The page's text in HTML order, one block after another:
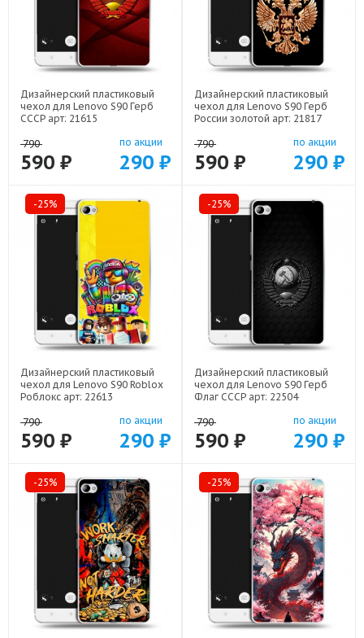
Дизайнерский пластиковый
чехол для Lenovo S90 Герб
СССР арт: 21615
790
590 ₽
по акции
290 ₽
Дизайнерский пластиковый
чехол для Lenovo S90 Герб
России золотой арт: 21817
790
590 ₽
по акции
290 ₽
-25%
Дизайнерский пластиковый
чехол для Lenovo S90 Roblox
Роблокс арт: 22613
790
590 ₽
по акции
290 ₽
-25%
Дизайнерский пластиковый
чехол для Lenovo S90 Герб
Флаг СССР арт: 22504
790
590 ₽
по акции
290 ₽
-25% -25%